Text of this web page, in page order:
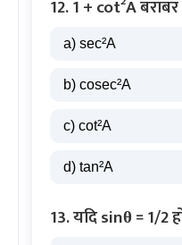
12. 1 + cot²A बराबर
a) sec²A
b) cosec²A
c) cot²A
d) tan²A
13. यदि sinθ = 1/2